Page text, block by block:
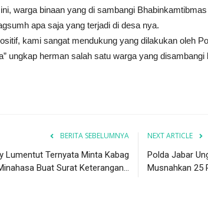
warga binaan yang di sambangi
apa saja yang terjadi di desa nya.
kami sangat mendukung yang dilakukan oleh
ungkap herman salah satu warga yang disambangi
BERITA SEBELUMNYA
Lumentut Ternyata Minta Kabag
Buat Surat Keterangan...
NEXT ARTICLE
Polda Jabar
Musnahkan 25